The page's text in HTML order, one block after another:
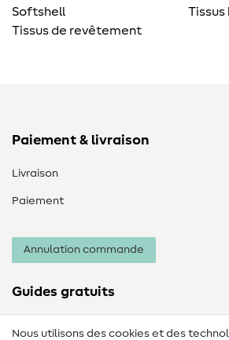
Softshell
Tissus de revêtement
Tissus
Paiement & livraison
Livraison
Paiement
Annulation commande
Guides gratuits
Nous utilisons des cookies et des